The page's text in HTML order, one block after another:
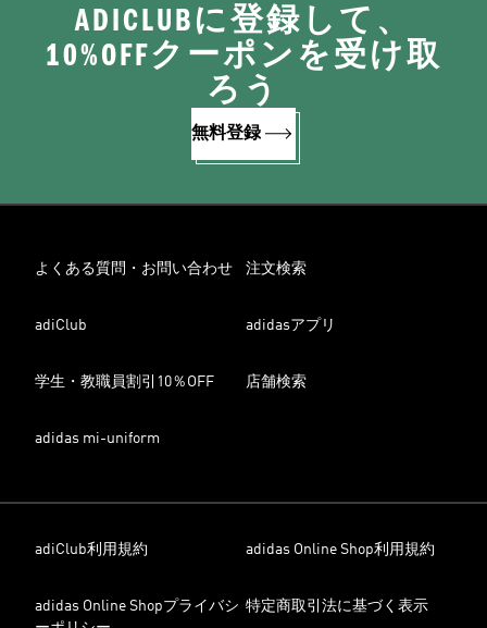
ADICLUBに登録して、
10%OFFクーポンを受け取
ろう
無料登録
よくある質問・お問い合わせ 注文検索
adiClub adidasアプリ
学生・教職員割引10％OFF 店舗検索
adidas mi-uniform
adiClub利用規約 adidas Online Shop利用規約
adidas Online Shopプライバシ 特定商取引法に基づく表示